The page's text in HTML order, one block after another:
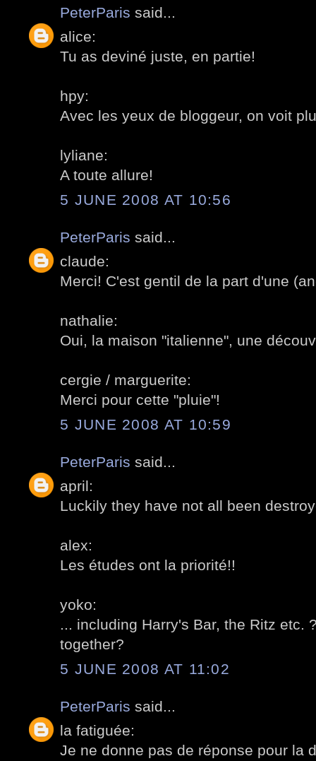
PeterParis said...
alice:
Tu as deviné juste, en partie!
hpy:
Avec les yeux de bloggeur, on voit
lyliane:
A toute allure!
5 JUNE 2008 AT 10:56
PeterParis said...
claude:
Merci! C'est gentil de la part d'une
nathalie:
Oui, la maison "italienne", une
cergie / marguerite:
Merci pour cette "pluie"!
5 JUNE 2008 AT 10:59
PeterParis said...
april:
Luckily they have not all been
alex:
Les études ont la priorité!!
yoko:
... including Harry's Bar, the Ritz etc.
together?
5 JUNE 2008 AT 11:02
PeterParis said...
la fatiguée:
Je ne donne pas de réponse pour la